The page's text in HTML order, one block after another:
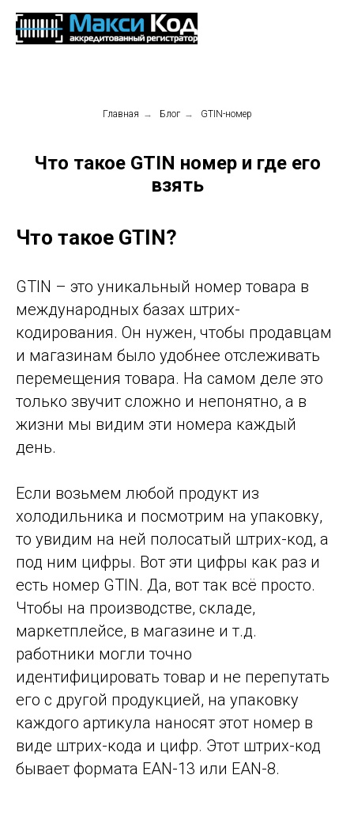
Главная → Блог → GTIN-номер
Что такое GTIN номер и где его
взять
Что такое GTIN?
GTIN – это уникальный номер товара в
международных базах штрих-
кодирования. Он нужен, чтобы продавцам
и магазинам было удобнее отслеживать
перемещения товара. На самом деле это
только звучит сложно и непонятно, а в
жизни мы видим эти номера каждый
день.
Если возьмем любой продукт из
холодильника и посмотрим на упаковку,
то увидим на ней полосатый штрих-код, а
под ним цифры. Вот эти цифры как раз и
есть номер GTIN. Да, вот так всё просто.
Чтобы на производстве, складе,
маркетплейсе, в магазине и т.д.
работники могли точно
идентифицировать товар и не перепутать
его с другой продукцией, на упаковку
каждого артикула наносят этот номер в
виде штрих-кода и цифр. Этот штрих-код
бывает формата EAN-13 или EAN-8.